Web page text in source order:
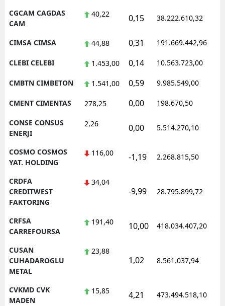
CGCAM CAGDAS
CAM
40,22 0,15 38.222.610,32
CIMSA CIMSA 44,88 0,31 191.669.442,96
CLEBI CELEBI 1.453,00 0,14 10.563.723,00
CMBTN CIMBETON 1.541,00 0,59 9.985.549,00
CMENT CIMENTAS 278,25 0,00 198.670,50
CONSE CONSUS
ENERJI
2,26 0,00 5.514.270,10
COSMO COSMOS
YAT. HOLDING
116,00 -1,19 2.268.815,50
CRDFA
CREDITWEST
FAKTORING
34,04
-9,99 28.795.899,72
CRFSA
CARREFOURSA
191,40 10,00 418.034.407,20
CUSAN
CUHADAROGLU
METAL
23,88
1,02 8.561.037,94
CVKMD CVK
MADEN
15,85 4,21 473.494.518,10